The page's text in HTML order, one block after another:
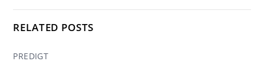
RELATED POSTS
PREDIGT